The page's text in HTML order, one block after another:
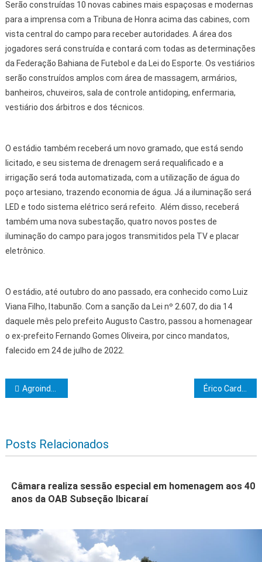
Serão construídas 10 novas cabines mais espaçosas e modernas
para a imprensa com a Tribuna de Honra acima das cabines, com
vista central do campo para receber autoridades. A área dos
jogadores será construída e contará com todas as determinações
da Federação Bahiana de Futebol e da Lei do Esporte. Os vestiários
serão construídos amplos com área de massagem, armários,
banheiros, chuveiros, sala de controle antidoping, enfermaria,
vestiário dos árbitros e dos técnicos.
O estádio também receberá um novo gramado, que está sendo
licitado, e seu sistema de drenagem será requalificado e a
irrigação será toda automatizada, com a utilização de água do
poço artesiano, trazendo economia de água. Já a iluminação será
LED e todo sistema elétrico será refeito. Além disso, receberá
também uma nova subestação, quatro novos postes de
iluminação do campo para jogos transmitidos pela TV e placar
eletrônico.
O estádio, até outubro do ano passado, era conhecido como Luiz
Viana Filho, Itabunão. Com a sanção da Lei nº 2.607, do dia 14
daquele mês pelo prefeito Augusto Castro, passou a homenagear
o ex-prefeito Fernando Gomes Oliveira, por cinco mandatos,
falecido em 24 de julho de 2022.
Navegação de Post
Agroindústria da mandioca empodera mulheres em comunidade rural de Ibirapitanga
Posts Relacionados
Câmara realiza sessão especial em homenagem aos 40
anos da OAB Subseção Ibicaraí